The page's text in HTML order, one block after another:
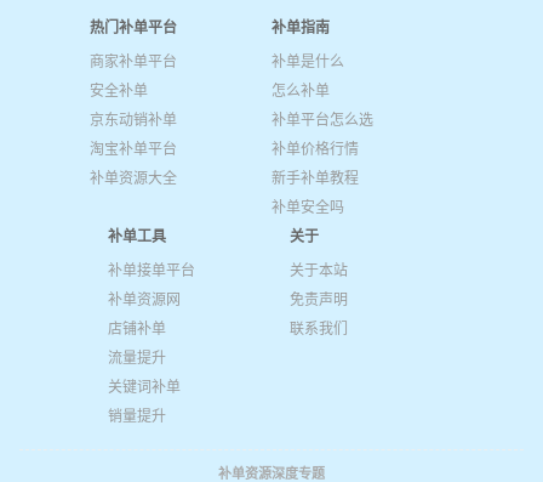
热门补单平台
商家补单平台
安全补单
京东动销补单
淘宝补单平台
补单资源大全
补单指南
补单是什么
怎么补单
补单平台怎么选
补单价格行情
新手补单教程
补单安全吗
补单工具
补单接单平台
补单资源网
店铺补单
流量提升
关键词补单
销量提升
关于
关于本站
免责声明
联系我们
补单资源深度专题